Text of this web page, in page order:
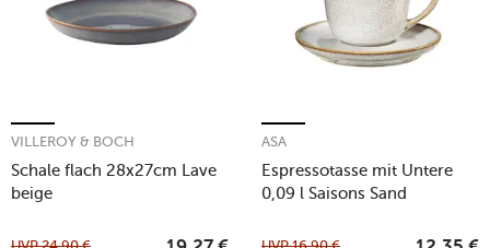
Schale flach 28x27cm Lave
beige
VILLEROY & BOCH
Espressotasse mit Untere
0,09 l Saisons Sand
ASA